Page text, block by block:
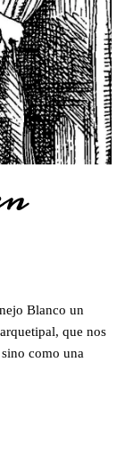
Blanco un
que nos
como una